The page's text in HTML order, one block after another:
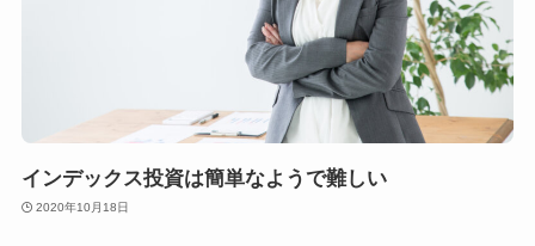
インデックス投資は簡単なようで難しい
2020年10月18日